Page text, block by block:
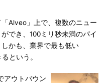
Alveo」上で、複数のニュー
でき、100ミリ秒未満のパイ
かも、業界で最も低い
という。
アウトバウン